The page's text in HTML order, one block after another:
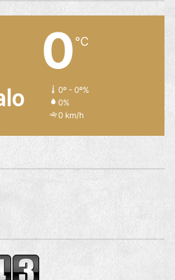
0 ℃
0º - 0º%
0%
0 km/h